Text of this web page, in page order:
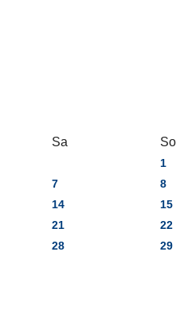
Sa So
1
7
8
14
15
21
22
28
29